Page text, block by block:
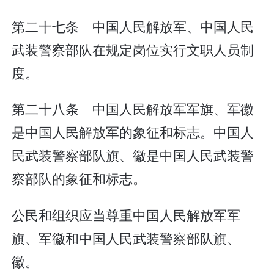
第二十七条 中国人民解放军、中国人民
武装警察部队在规定岗位实行文职人员制
度。
第二十八条 中国人民解放军军旗、军徽
是中国人民解放军的象征和标志。中国人
民武装警察部队旗、徽是中国人民武装警
察部队的象征和标志。
公民和组织应当尊重中国人民解放军军
旗、军徽和中国人民武装警察部队旗、
徽。